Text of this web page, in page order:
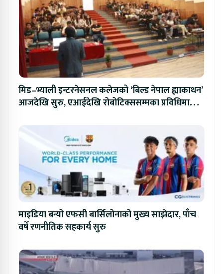
मिड–भ्याली इन्टरनेसनल कलेजको ‘बिल्ड नेपाल ह्याकाथन’
आजदेखि सुरु, एआईदेखि रोबोटिक्ससम्मका प्रविधिमा
माइडिया बन्यो एफसी बार्सिलोनाको मुख्य साझेदार, पाँच
वर्षे रणनीतिक सहकार्य सुरु